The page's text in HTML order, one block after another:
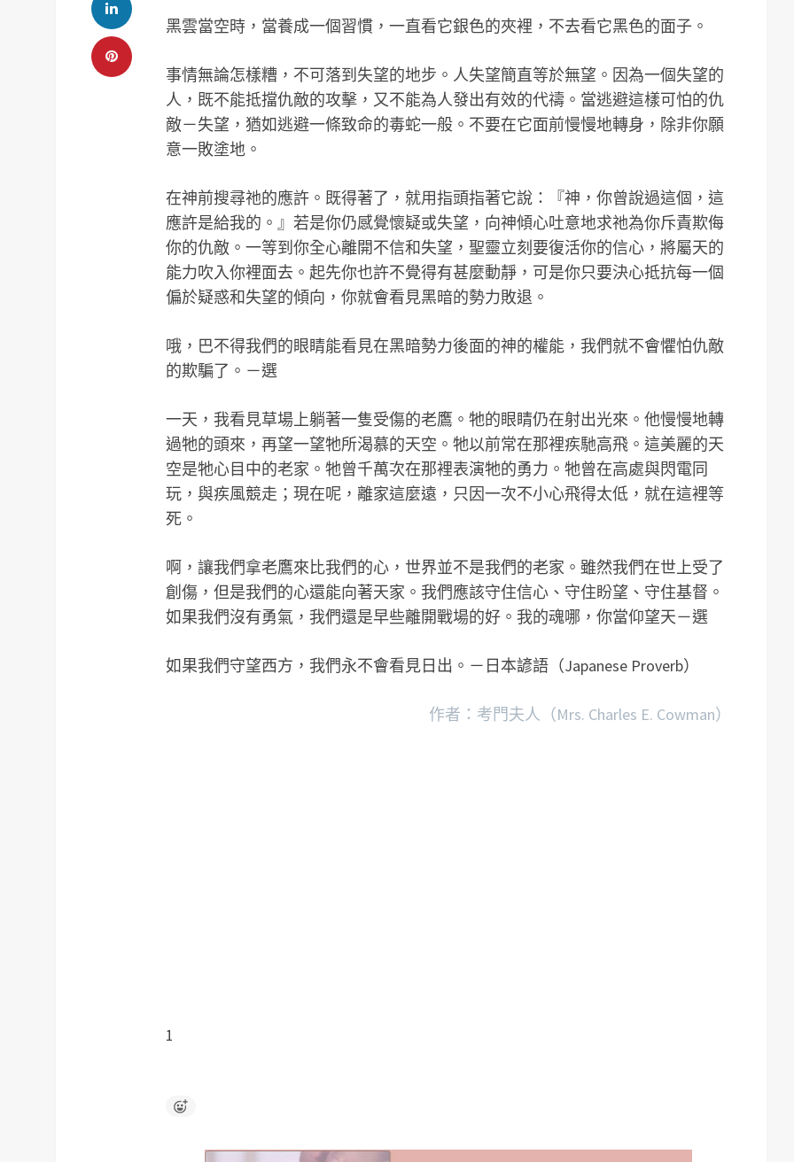
黑雲當空時，當養成一個習慣，一直看它銀色的夾裡，不去看它黑色的面子。
事情無論怎樣糟，不可落到失望的地步。人失望簡直等於無望。因為一個失望的
人，既不能抵擋仇敵的攻擊，又不能為人發出有效的代禱。當逃避這樣可怕的仇
敵－失望，猶如逃避一條致命的毒蛇一般。不要在它面前慢慢地轉身，除非你願
意一敗塗地。
在神前搜尋祂的應許。既得著了，就用指頭指著它說：『神，你曾說過這個，這
應許是給我的。』若是你仍感覺懷疑或失望，向神傾心吐意地求祂為你斥責欺侮
你的仇敵。一等到你全心離開不信和失望，聖靈立刻要復活你的信心，將屬天的
能力吹入你裡面去。起先你也許不覺得有甚麼動靜，可是你只要決心抵抗每一個
偏於疑惑和失望的傾向，你就會看見黑暗的勢力敗退。
哦，巴不得我們的眼睛能看見在黑暗勢力後面的神的權能，我們就不會懼怕仇敵
的欺騙了。－選
一天，我看見草場上躺著一隻受傷的老鷹。牠的眼睛仍在射出光來。他慢慢地轉
過牠的頭來，再望一望牠所渴慕的天空。牠以前常在那裡疾馳高飛。這美麗的天
空是牠心目中的老家。牠曾千萬次在那裡表演牠的勇力。牠曾在高處與閃電同
玩，與疾風競走；現在呢，離家這麼遠，只因一次不小心飛得太低，就在這裡等
死。
啊，讓我們拿老鷹來比我們的心，世界並不是我們的老家。雖然我們在世上受了
創傷，但是我們的心還能向著天家。我們應該守住信心、守住盼望、守住基督。
如果我們沒有勇氣，我們還是早些離開戰場的好。我的魂哪，你當仰望天－選
如果我們守望西方，我們永不會看見日出。－日本諺語（Japanese Proverb）
作者：考門夫人（Mrs. Charles E. Cowman）
1